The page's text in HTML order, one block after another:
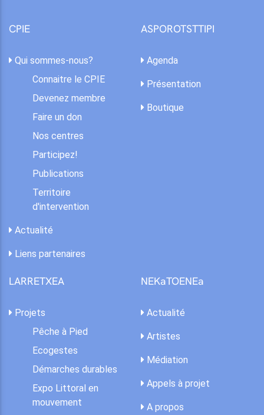
CPIE
Qui sommes-nous?
Connaitre le CPIE
Devenez membre
Faire un don
Nos centres
Participez!
Publications
Territoire
d'intervention
Actualité
Liens partenaires
ASPOROTSTTIPI
Agenda
Présentation
Boutique
LARRETXEA
Projets
Pêche à Pied
Ecogestes
Démarches durables
Expo Littoral en
mouvement
NEKaTOENEa
Actualité
Artistes
Médiation
Appels à projet
A propos